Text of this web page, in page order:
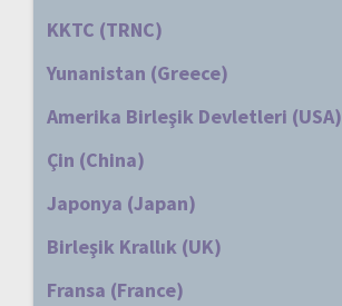
KKTC (TRNC)
Yunanistan (Greece)
Amerika Birleşik Devletleri (USA)
Çin (China)
Japonya (Japan)
Birleşik Krallık (UK)
Fransa (France)